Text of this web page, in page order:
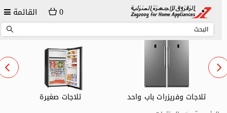
القائمة 0
ثلاجات وفريزرات باب واحد ثلاجات صغيرة